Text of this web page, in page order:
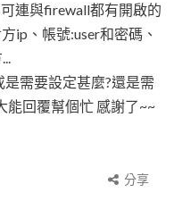
連與firewall都有開啟的
ip、帳號:user和密碼、
需要設定甚麼?還是需
能回覆幫個忙 感謝了~~
分享